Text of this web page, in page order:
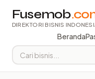
Fusemob
DIREKTORI BISNIS
Beranda